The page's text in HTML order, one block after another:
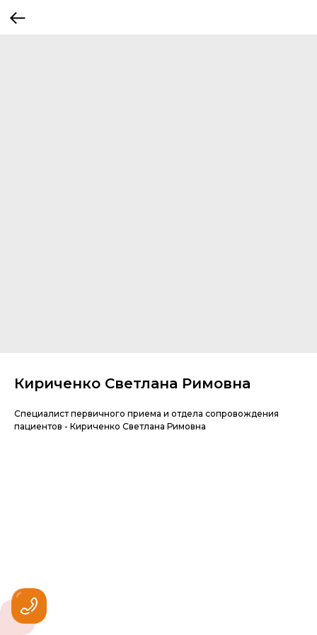
Кириченко Светлана Римовна
Специалист первичного приема и отдела сопровождения
пациентов - Кириченко Светлана Римовна